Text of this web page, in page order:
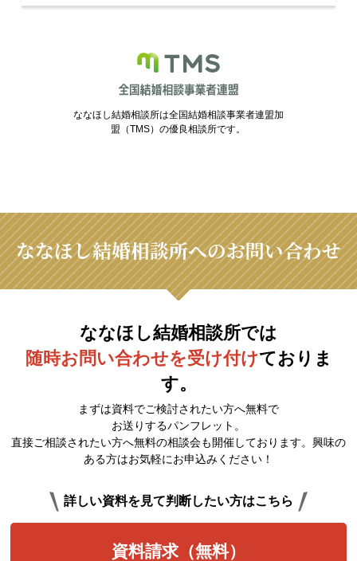
ななほし結婚相談所は全国結婚相談事業者連盟加
盟（TMS）の優良相談所です。
ななほし結婚相談所へのお問い合わせ
ななほし結婚相談所では
随時お問い合わせを受け付けておりま
す。
まずは資料でご検討されたい方へ無料で
お送りするパンフレット。
直接ご相談されたい方へ無料の相談会も開催しております。興味の
ある方はお気軽にお申込みください！
詳しい資料を見て判断したい方はこちら
資料請求（無料）